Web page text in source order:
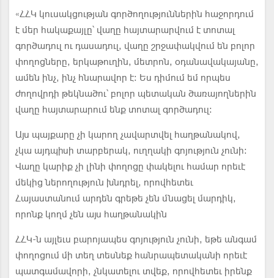
«ՀՀԿ կուսակցության գործողություններին հաջորդում
է մեր հակաքայլը՝ վաղը հայտարարվում է տոտալ
գործադուլ ու դասադուլ, վաղը շրջափակվում են բոլոր
փողոցները, երկաթուղին, մետրոն, օդանավակայանը,
ամեն ինչ, ինչ հնարավոր է: Ես դիմում եմ որպես
ժողովրդի թեկնածու՝ բոլոր պետական ծառայողներին
վաղը հայտարարում ենք տոտալ գործադուլ:
Այս պայքարը չի կարող չավարտվել հաղթանակով,
չկա այդպիսի տարբերակ, ուղղակի գոյություն չունի:
Վաղը կարիք չի լինի փողոցը փակելու համար որեւէ
մեկից ներողություն խնդրել, որովհետեւ
Հայաստանում արդեն գրեթե չեն մնացել մարդիկ,
որոնք կողմ չեն այս հաղթանակին
ՀՀԿ-ն այլեւս բարոյապես գոյություն չունի, եթե անգամ
փողոցում մի տեղ տեսնեք հանրապետականի որեւէ
պատգամավորի, չնկատելու տվեք, որովհետեւ իրենք